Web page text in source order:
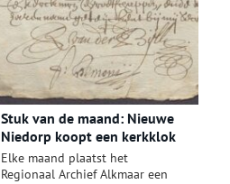
Stuk van de maand: Nieuwe
Niedorp koopt een kerkklok
Elke maand plaatst het
Regionaal Archief Alkmaar een